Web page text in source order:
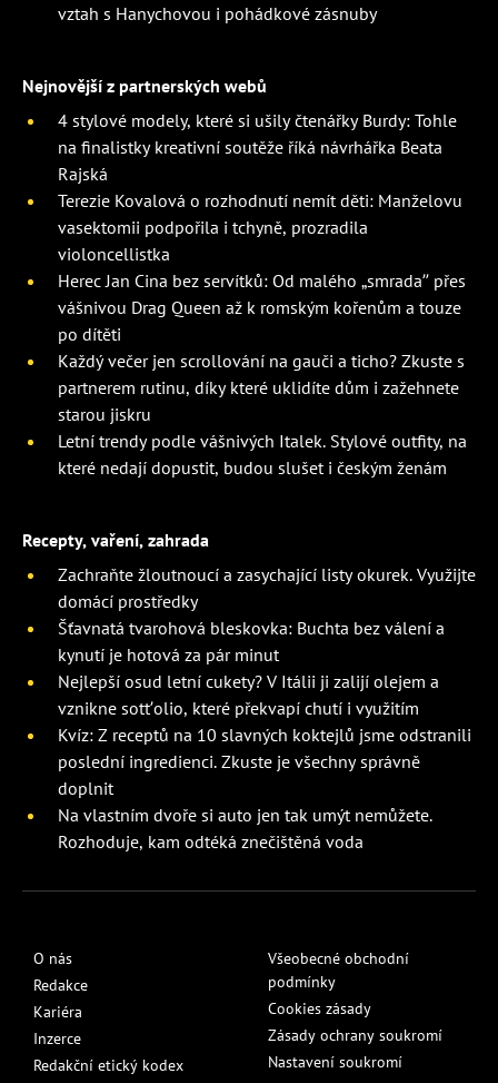
vztah s Hanychovou i pohádkové zásnuby
Nejnovější z partnerských webů
4 stylové modely, které si ušily čtenářky Burdy: Tohle
na finalistky kreativní soutěže říká návrhářka Beata
Rajská
Terezie Kovalová o rozhodnutí nemít děti: Manželovu
vasektomii podpořila i tchyně, prozradila
violoncellistka
Herec Jan Cina bez servítků: Od malého „smrada” přes
vášnivou Drag Queen až k romským kořenům a touze
po dítěti
Každý večer jen scrollování na gauči a ticho? Zkuste s
partnerem rutinu, díky které uklidíte dům i zažehnete
starou jiskru
Letní trendy podle vášnivých Italek. Stylové outfity, na
které nedají dopustit, budou slušet i českým ženám
Recepty, vaření, zahrada
Zachraňte žloutnoucí a zasychající listy okurek. Využijte
domácí prostředky
Šťavnatá tvarohová bleskovka: Buchta bez válení a
kynutí je hotová za pár minut
Nejlepší osud letní cukety? V Itálii ji zalijí olejem a
vznikne sott’olio, které překvapí chutí i využitím
Kvíz: Z receptů na 10 slavných koktejlů jsme odstranili
poslední ingredienci. Zkuste je všechny správně
doplnit
Na vlastním dvoře si auto jen tak umýt nemůžete.
Rozhoduje, kam odtéká znečištěná voda
O nás
Redakce
Kariéra
Inzerce
Redakční etický kodex
Všeobecné obchodní
podmínky
Cookies zásady
Zásady ochrany soukromí
Nastavení soukromí